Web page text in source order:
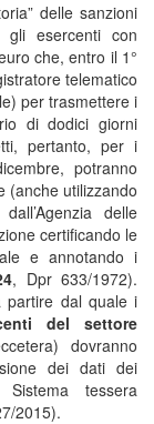
delle sanzioni
esercenti con
che, entro il 1°
telematico
per trasmettere i
di dodici giorni
pertanto, per i
potranno
(anche utilizzando
delle
certificando le
e annotando i
, Dpr 633/1972).
partire dal quale i
del settore
dovranno
dei dati dei
tessera
2015).